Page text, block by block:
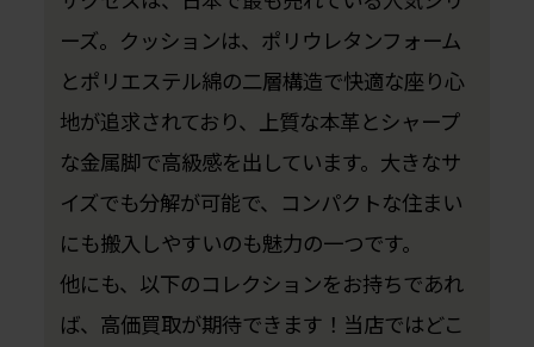
ーズ。クッションは、ポリウレタンフォーム
とポリエステル綿の二層構造で快適な座り心
地が追求されており、上質な本革とシャープ
な金属脚で高級感を出しています。大きなサ
イズでも分解が可能で、コンパクトな住まい
にも搬入しやすいのも魅力の一つです。
他にも、以下のコレクションをお持ちであれ
ば、高価買取が期待できます！当店ではどこ